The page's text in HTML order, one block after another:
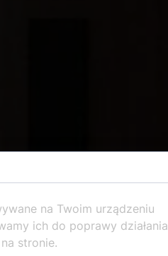
na Twoim urządzeniu
ich do poprawy działania
stronie.